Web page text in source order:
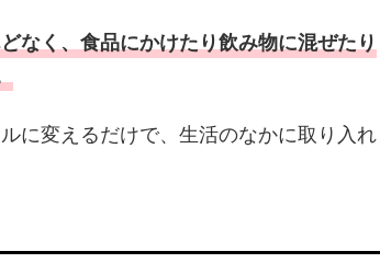
なく、食品にかけたり飲み物に混ぜたり
に変えるだけで、生活のなかに取り入れ